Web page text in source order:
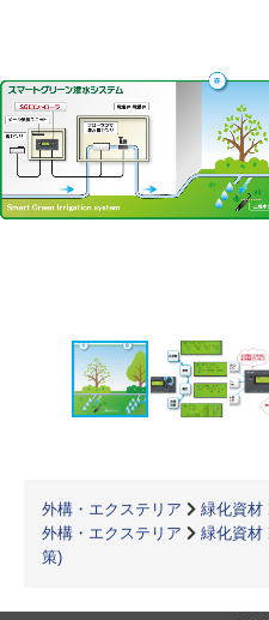
外構・エクステリア 緑化資材
外構・エクステリア
緑化資材
策)